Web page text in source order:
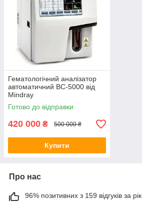
Гематологічний аналізатор
автоматичний BC-5000 від
Mindray
Готово до відправки
420 000 ₴ 500 000 ₴
Купити
Про нас
96% позитивних з 159 відгуків за рік